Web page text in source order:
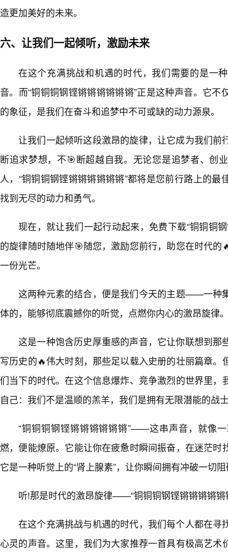
造更加美好的未来。
六、让我们一起倾听，激励未来
在这个充满挑战和机遇的时代，我们需要的是一
音。而“铜铜铜钢铿锵锵锵锵锵锵”正是这种声音。它
的象征，是我们在奋斗和追梦中不可或缺的动力源泉。
让我们一起倾听这段激昂的旋律，让它成为我们前
断追求梦想，不🎯断超越自我。无论您是追梦者、创
人，“铜铜铜钢铿锵锵锵锵锵锵”都将是您前行路上的
找到无尽的动力和勇气。
现在，就让我们一起行动起来，免费下载“铜铜铜
的旋律随时随地伴🎯随您，激励您前行，助您在时代的
一份光芒。
这两种元素的结合，便是我们今天的主题——一种
体的，能够彻底震撼你的听觉，点燃你内心的激昂旋律
这是一种饱含历史厚重感的声音，它让你联想到那
写历史的🔥伟大时刻，那些足以载入史册的壮丽篇章。
们当下的时代。在这个信息爆炸、竞争激烈的世界里，
自己：我们不是温顺的羔羊，我们是拥有无限潜能的战
“铜铜铜钢铿锵锵锵锵锵锵”——这串声音，就像
燃，便能燎原。它能让你在疲惫时瞬间振奋，在迷茫时
它是一种听觉上的“肾上腺素”，让你瞬间拥有冲破一切
听!那是时代的激昂旋律——“铜铜铜钢铿锵锵锵锵锵
在这个充满挑战与机遇的时代，我们每个人都在寻
心灵的声音。这里，我们为大家推荐一首具有极高艺术